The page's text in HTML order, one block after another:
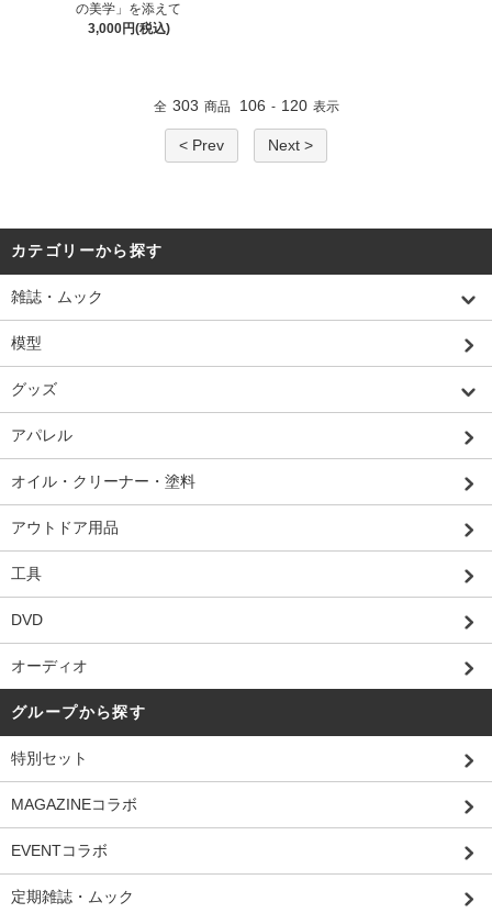
の美学」を添えて
3,000円(税込)
全 303 商品 106 - 120 表示
< Prev Next >
カテゴリーから探す
雑誌・ムック
模型
グッズ
アパレル
オイル・クリーナー・塗料
アウトドア用品
工具
DVD
オーディオ
グループから探す
特別セット
MAGAZINEコラボ
EVENTコラボ
定期雑誌・ムック